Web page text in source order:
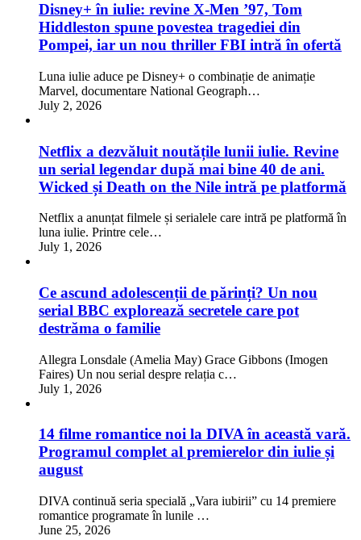
Disney+ în iulie: revine X-Men ’97, Tom
Hiddleston spune povestea tragediei din
Pompei, iar un nou thriller FBI intră în ofertă
Luna iulie aduce pe Disney+ o combinație de animație
Marvel, documentare National Geograph…
July 2, 2026
Netflix a dezvăluit noutățile lunii iulie. Revine
un serial legendar după mai bine 40 de ani.
Wicked și Death on the Nile intră pe platformă
Netflix a anunțat filmele și serialele care intră pe platformă în
luna iulie. Printre cele…
July 1, 2026
Ce ascund adolescenții de părinți? Un nou
serial BBC explorează secretele care pot
destrăma o familie
Allegra Lonsdale (Amelia May) Grace Gibbons (Imogen
Faires) Un nou serial despre relația c…
July 1, 2026
14 filme romantice noi la DIVA în această vară.
Programul complet al premierelor din iulie și
august
DIVA continuă seria specială „Vara iubirii” cu 14 premiere
romantice programate în lunile …
June 25, 2026